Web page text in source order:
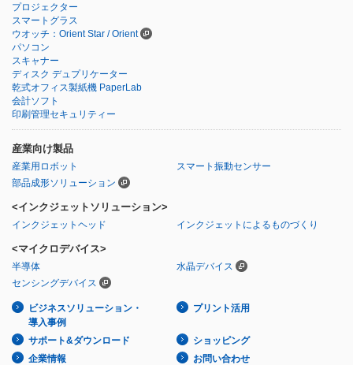
プロジェクター
スマートグラス
ウオッチ：Orient Star / Orient
パソコン
スキャナー
ディスク デュプリケーター
乾式オフィス製紙機 PaperLab
会計ソフト
印刷管理セキュリティー
産業向け製品
産業用ロボット
スマート振動センサー
部品成形ソリューション
<インクジェットソリューション>
インクジェットヘッド インクジェットによるものづくり
<マイクロデバイス>
半導体
水晶デバイス
センシングデバイス
ビジネスソリューション・
導入事例
プリント活用
サポート&ダウンロード
ショッピング
企業情報
お問い合わせ